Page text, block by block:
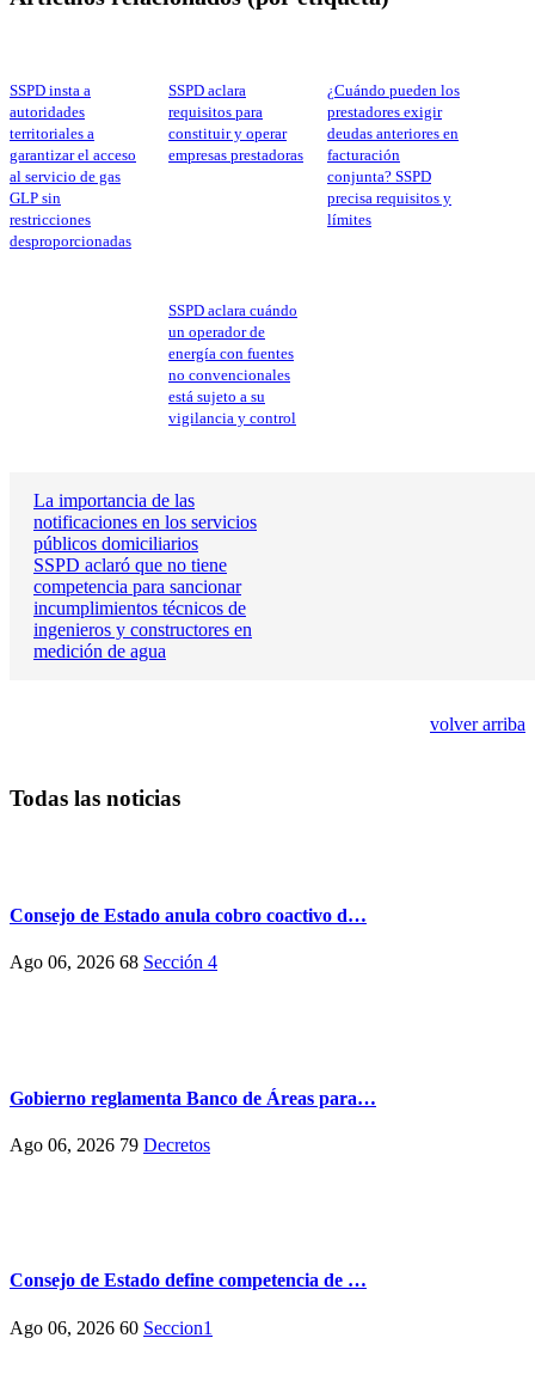
SSPD insta a
autoridades
territoriales a
garantizar el acceso
al servicio de gas
GLP sin
restricciones
desproporcionadas
SSPD aclara
requisitos para
constituir y operar
empresas prestadoras
¿Cuándo pueden los
prestadores exigir
deudas anteriores en
facturación
conjunta? SSPD
precisa requisitos y
límites
SSPD aclara cuándo
un operador de
energía con fuentes
no convencionales
está sujeto a su
vigilancia y control
La importancia de las
notificaciones en los servicios
públicos domiciliarios
SSPD aclaró que no tiene
competencia para sancionar
incumplimientos técnicos de
ingenieros y constructores en
medición de agua
volver arriba
Todas las noticias
Consejo de Estado anula cobro coactivo d…
Ago 06, 2026 68 Sección 4
Gobierno reglamenta Banco de Áreas para…
Ago 06, 2026 79 Decretos
Consejo de Estado define competencia de …
Ago 06, 2026 60 Seccion1